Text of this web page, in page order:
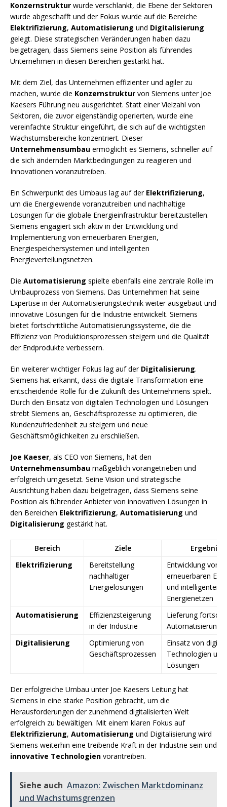
Konzernstruktur wurde verschlankt, die Ebene der Sektoren
wurde abgeschafft und der Fokus wurde auf die Bereiche
Elektrifizierung, Automatisierung und Digitalisierung
gelegt. Diese strategischen Veränderungen haben dazu
beigetragen, dass Siemens seine Position als führendes
Unternehmen in diesen Bereichen gestärkt hat.
Mit dem Ziel, das Unternehmen effizienter und agiler zu
machen, wurde die Konzernstruktur von Siemens unter Joe
Kaesers Führung neu ausgerichtet. Statt einer Vielzahl von
Sektoren, die zuvor eigenständig operierten, wurde eine
vereinfachte Struktur eingeführt, die sich auf die wichtigsten
Wachstumsbereiche konzentriert. Dieser
Unternehmensumbau ermöglicht es Siemens, schneller auf
die sich ändernden Marktbedingungen zu reagieren und
Innovationen voranzutreiben.
Ein Schwerpunkt des Umbaus lag auf der Elektrifizierung,
um die Energiewende voranzutreiben und nachhaltige
Lösungen für die globale Energieinfrastruktur bereitzustellen.
Siemens engagiert sich aktiv in der Entwicklung und
Implementierung von erneuerbaren Energien,
Energiespeichersystemen und intelligenten
Energieverteilungsnetzen.
Die Automatisierung spielte ebenfalls eine zentrale Rolle im
Umbauprozess von Siemens. Das Unternehmen hat seine
Expertise in der Automatisierungstechnik weiter ausgebaut und
innovative Lösungen für die Industrie entwickelt. Siemens
bietet fortschrittliche Automatisierungssysteme, die die
Effizienz von Produktionsprozessen steigern und die Qualität
der Endprodukte verbessern.
Ein weiterer wichtiger Fokus lag auf der Digitalisierung.
Siemens hat erkannt, dass die digitale Transformation eine
entscheidende Rolle für die Zukunft des Unternehmens spielt.
Durch den Einsatz von digitalen Technologien und Lösungen
strebt Siemens an, Geschäftsprozesse zu optimieren, die
Kundenzufriedenheit zu steigern und neue
Geschäftsmöglichkeiten zu erschließen.
Joe Kaeser, als CEO von Siemens, hat den
Unternehmensumbau maßgeblich vorangetrieben und
erfolgreich umgesetzt. Seine Vision und strategische
Ausrichtung haben dazu beigetragen, dass Siemens seine
Position als führender Anbieter von innovativen Lösungen in
den Bereichen Elektrifizierung, Automatisierung und
Digitalisierung gestärkt hat.
Bereich Ziele
Elektrifizierung
Bereitstellung
nachhaltiger
Energielösungen
Entwicklung von
erneuerbaren
und intelligenten
Energienetzen
Automatisierung
Effizienzsteigerung
in der Industrie
Lieferung
Digitalisierung
Optimierung von
Geschäftsprozessen
Einsatz von
Technologien und
Lösungen
Der erfolgreiche Umbau unter Joe Kaesers Leitung hat
Siemens in eine starke Position gebracht, um die
Herausforderungen der zunehmend digitalisierten Welt
erfolgreich zu bewältigen. Mit einem klaren Fokus auf
Elektrifizierung, Automatisierung und Digitalisierung wird
Siemens weiterhin eine treibende Kraft in der Industrie sein und
innovative Technologien vorantreiben.
Siehe auch Amazon: Zwischen Marktdominanz
und Wachstumsgrenzen